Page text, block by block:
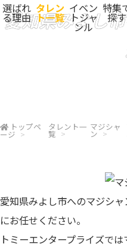
選ばれ
る理由
タレン
ト一覧
イベン
トジャ
ンル
特集
探す
愛知県みよし
トップペ
ージ
タレント一
覧
マジシャ
ン
愛知県みよし市へのマジシ
にお任せください。
トミーエンタープライズでは